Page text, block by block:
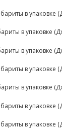
в упаковке
в упаковке
в упаковке
в упаковке
в упаковке
в упаковке
в упаковке